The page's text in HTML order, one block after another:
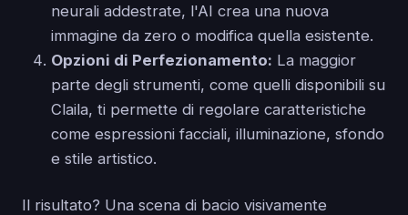
neurali addestrate, l'AI crea una nuova
immagine da zero o modifica quella esistente.
Opzioni di Perfezionamento: La maggior
parte degli strumenti, come quelli disponibili su
Claila, ti permette di regolare caratteristiche
come espressioni facciali, illuminazione, sfondo
e stile artistico.
Il risultato? Una scena di bacio visivamente